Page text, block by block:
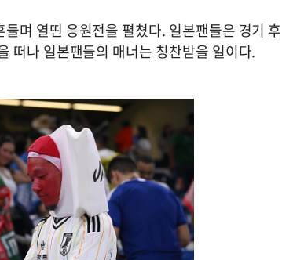
며 열띤 응원전을 펼쳤다. 일본팬들은 경기 후
떠나 일본팬들의 매너는 칭찬받을 일이다.